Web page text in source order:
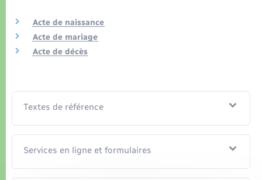
Nouvel habitant
Organisation d’événement
Sécurité - Prévention
Commerces - Entreprises - Emploi
Acte de naissance
Acte de mariage
Acte de décès
Textes de référence
Services en ligne et formulaires